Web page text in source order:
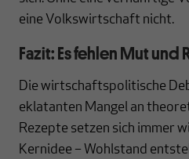
eine Volkswirtschaft nicht.
Fazit: Es fehlen Mut und
Die wirtschaftspolitische
eklatanten Mangel an
Rezepte setzen sich immer
Kernidee – Wohlstand